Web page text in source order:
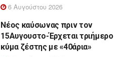
6 Αυγούστου 2026
Νέος καύσωνας πριν τον
15Αυγουστο-Έρχεται τριήμερο
κύμα ζέστης με «40άρια»